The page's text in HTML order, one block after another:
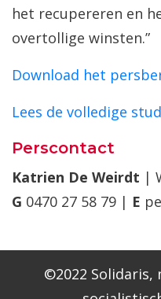
het recupereren en
overtollige winsten.”
Download het
Lees de volledige
Perscontact
Katrien De Weirdt |
G 0470 27 58 79 | E
©2022 Solidaris,